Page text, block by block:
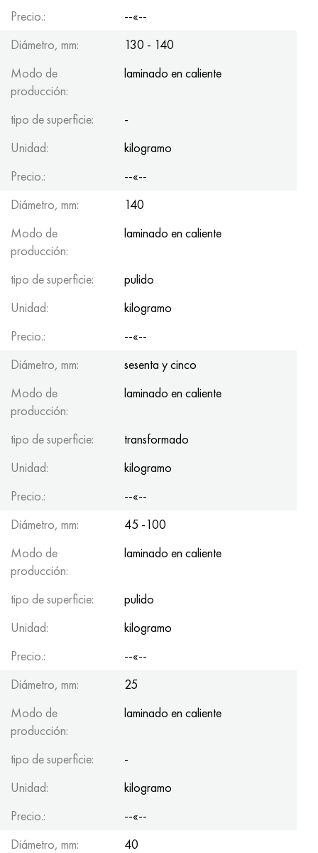
Precio.:
--«--
Diámetro, mm:
130 - 140
Modo de
producción:
laminado en caliente
tipo de superficie:
-
Unidad:
kilogramo
Precio.:
--«--
Diámetro, mm:
140
Modo de
producción:
laminado en caliente
tipo de superficie:
pulido
Unidad:
kilogramo
Precio.:
--«--
Diámetro, mm:
sesenta y cinco
Modo de
producción:
laminado en caliente
tipo de superficie:
transformado
Unidad:
kilogramo
Precio.:
--«--
Diámetro, mm:
45 -100
Modo de
producción:
laminado en caliente
tipo de superficie:
pulido
Unidad:
kilogramo
Precio.:
--«--
Diámetro, mm:
25
Modo de
producción:
laminado en caliente
tipo de superficie:
-
Unidad:
kilogramo
Precio.:
--«--
Diámetro, mm:
40